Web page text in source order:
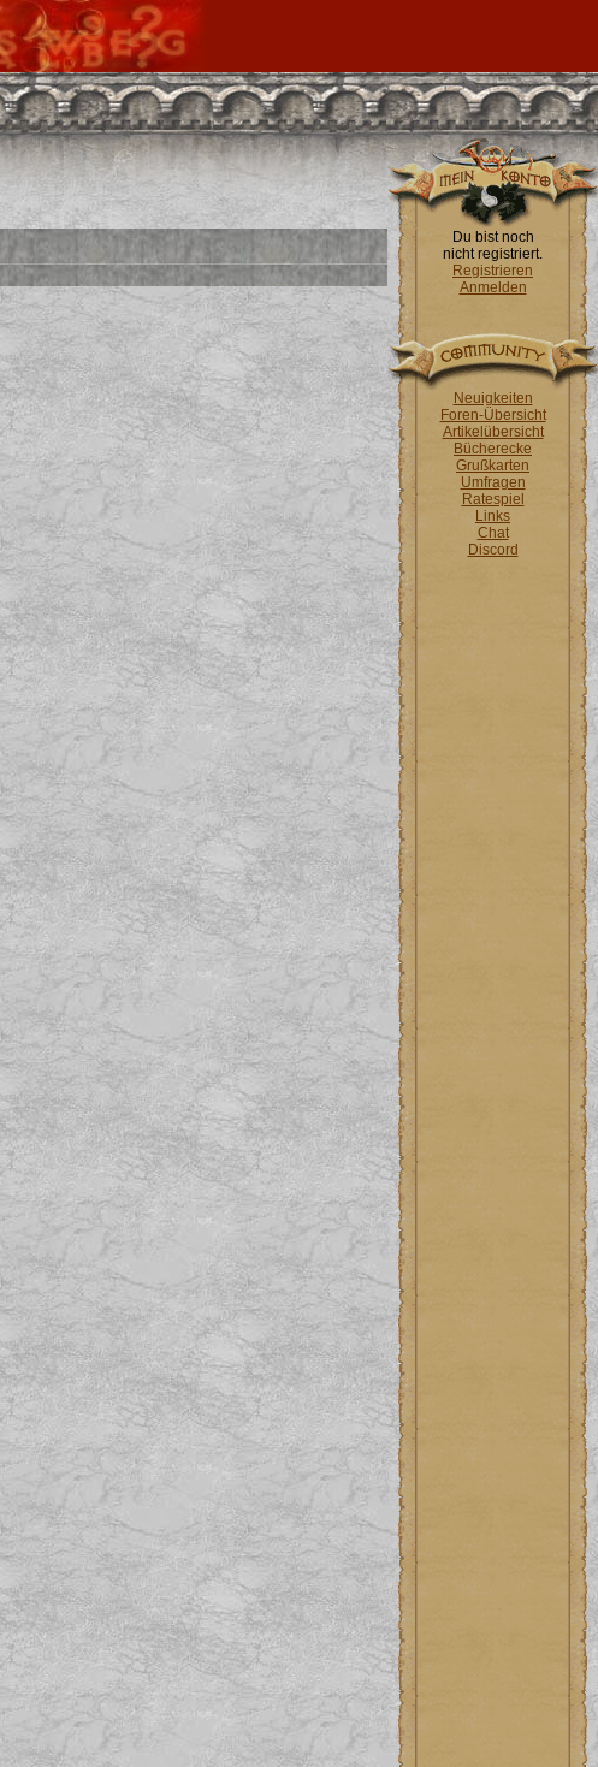
Du bist noch
nicht registriert.
Registrieren
Anmelden
Neuigkeiten
Foren-Übersicht
Artikelübersicht
Bücherecke
Grußkarten
Umfragen
Ratespiel
Links
Chat
Discord